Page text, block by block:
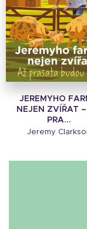
JEREMYHO
NEJEN ZVÍŘAT
PRA...
Jeremy